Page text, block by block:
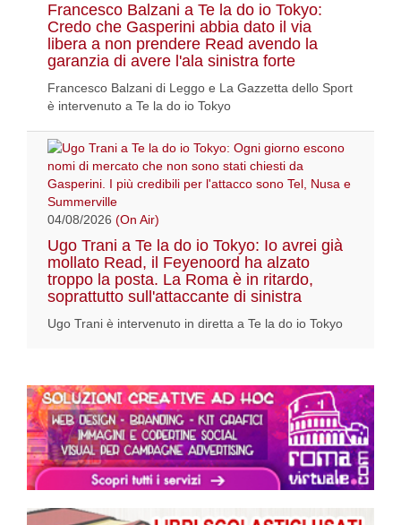
Francesco Balzani a Te la do io Tokyo:
Credo che Gasperini abbia dato il via
libera a non prendere Read avendo la
garanzia di avere l'ala sinistra forte
Francesco Balzani di Leggo e La Gazzetta dello Sport
è intervenuto a Te la do io Tokyo
04/08/2026 (On Air)
Ugo Trani a Te la do io Tokyo: Io avrei già
mollato Read, il Feyenoord ha alzato
troppo la posta. La Roma è in ritardo,
soprattutto sull'attaccante di sinistra
Ugo Trani è intervenuto in diretta a Te la do io Tokyo